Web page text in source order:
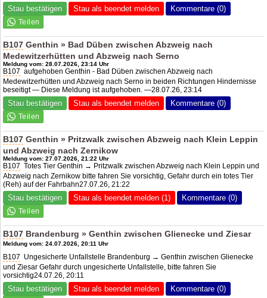
Stau bestätigen Stau als beendet melden Kommentare (0)
B107 Genthin » Bad Düben zwischen Abzweig nach
Medewitzerhütten und Abzweig nach Serno
Meldung vom: 28.07.2026, 23:14 Uhr
B107 aufgehoben Genthin - Bad Düben zwischen Abzweig nach
Medewitzerhütten und Abzweig nach Serno in beiden Richtungen Hindernisse
beseitigt — Diese Meldung ist aufgehoben. —28.07.26, 23:14
Stau bestätigen Stau als beendet melden Kommentare (0)
B107 Genthin » Pritzwalk zwischen Abzweig nach Klein Leppin
und Abzweig nach Zernikow
Meldung vom: 27.07.2026, 21:22 Uhr
B107 Totes Tier Genthin → Pritzwalk zwischen Abzweig nach Klein Leppin und
Abzweig nach Zernikow bitte fahren Sie vorsichtig, Gefahr durch ein totes Tier
(Reh) auf der Fahrbahn27.07.26, 21:22
Stau bestätigen Stau als beendet melden (1) Kommentare (0)
B107 Brandenburg » Genthin zwischen Glienecke und Ziesar
Meldung vom: 24.07.2026, 20:11 Uhr
B107 Ungesicherte Unfallstelle Brandenburg → Genthin zwischen Glienecke
und Ziesar Gefahr durch ungesicherte Unfallstelle, bitte fahren Sie
vorsichtig24.07.26, 20:11
Stau bestätigen Stau als beendet melden Kommentare (0)